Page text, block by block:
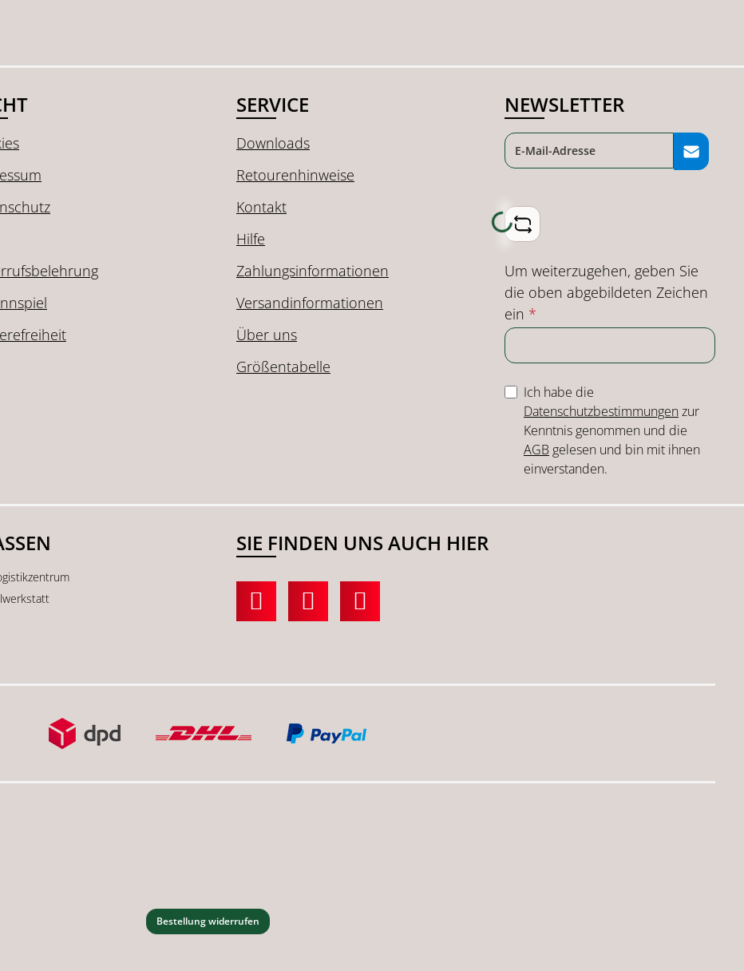
SERVICE
Downloads
Retourenhinweise
Kontakt
Hilfe
Zahlungsinformationen
Versandinformationen
Über uns
Größentabelle
NEWSLETTER
Loading...
Um weiterzugehen, geben Sie
die oben abgebildeten Zeichen
ein *
Ich habe die
Datenschutzbestimmungenzur
Kenntnis genommen und die
AGB gelesen und bin mit ihnen
einverstanden.
SIE FINDEN UNS AUCH HIER
Bestellung widerrufen